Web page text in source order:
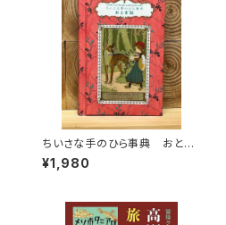
ちいさな手のひら事典 おとぎ
話
¥1,980